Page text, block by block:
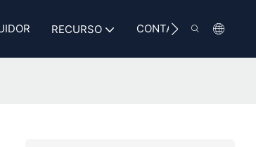
RECURSO CONTACTO